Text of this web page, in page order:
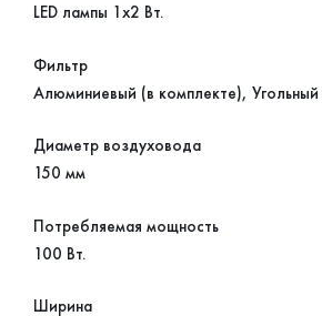
LED лампы 1х2 Вт.
Фильтр
Алюминиевый (в комплекте),
Диаметр воздуховода
150 мм
Потребляемая мощность
100 Вт.
Ширина